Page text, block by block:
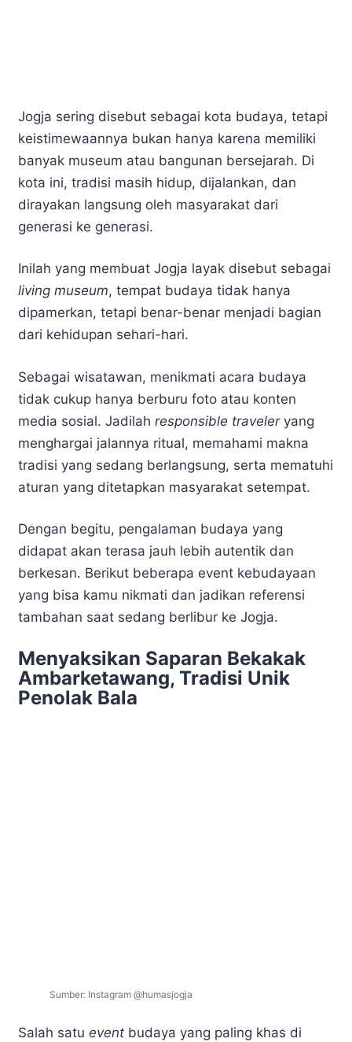
Jogja sering disebut sebagai kota budaya, tetapi
keistimewaannya bukan hanya karena memiliki
banyak museum atau bangunan bersejarah. Di
kota ini, tradisi masih hidup, dijalankan, dan
dirayakan langsung oleh masyarakat dari
generasi ke generasi.
Inilah yang membuat Jogja layak disebut sebagai
living museum, tempat budaya tidak hanya
dipamerkan, tetapi benar-benar menjadi bagian
dari kehidupan sehari-hari.
Sebagai wisatawan, menikmati acara budaya
tidak cukup hanya berburu foto atau konten
media sosial. Jadilah responsible traveleryang
menghargai jalannya ritual, memahami makna
tradisi yang sedang berlangsung, serta mematuhi
aturan yang ditetapkan masyarakat setempat.
Dengan begitu, pengalaman budaya yang
didapat akan terasa jauh lebih autentik dan
berkesan. Berikut beberapa event kebudayaan
yang bisa kamu nikmati dan jadikan referensi
tambahan saat sedang berlibur ke Jogja.
Menyaksikan Saparan Bekakak
Ambarketawang, Tradisi Unik
Penolak Bala
Sumber: Instagram @humasjogja
Salah satu event budaya yang paling khas di